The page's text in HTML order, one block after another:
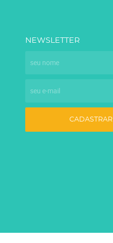
NEWSLETTER
CADASTRAR